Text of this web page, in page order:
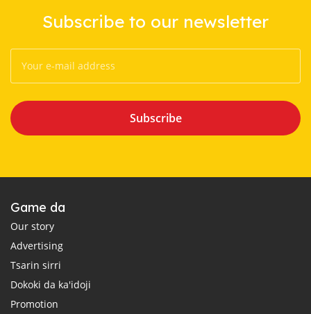
Subscribe to our newsletter
Subscribe
Game da
Our story
Advertising
Tsarin sirri
Dokoki da ka'idoji
Promotion